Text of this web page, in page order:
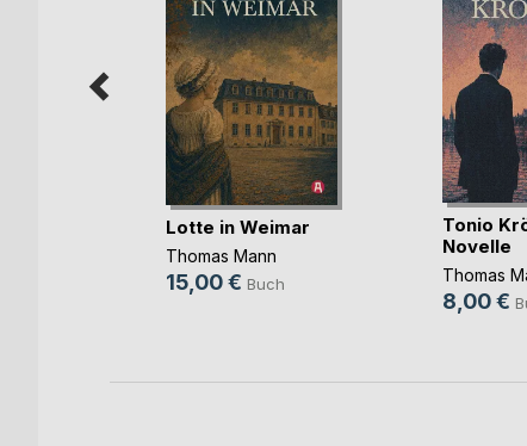
Lotte in Weimar
Thomas Mann
15,00 € Buch
Tonio
Novelle
Thomas
8,00 €